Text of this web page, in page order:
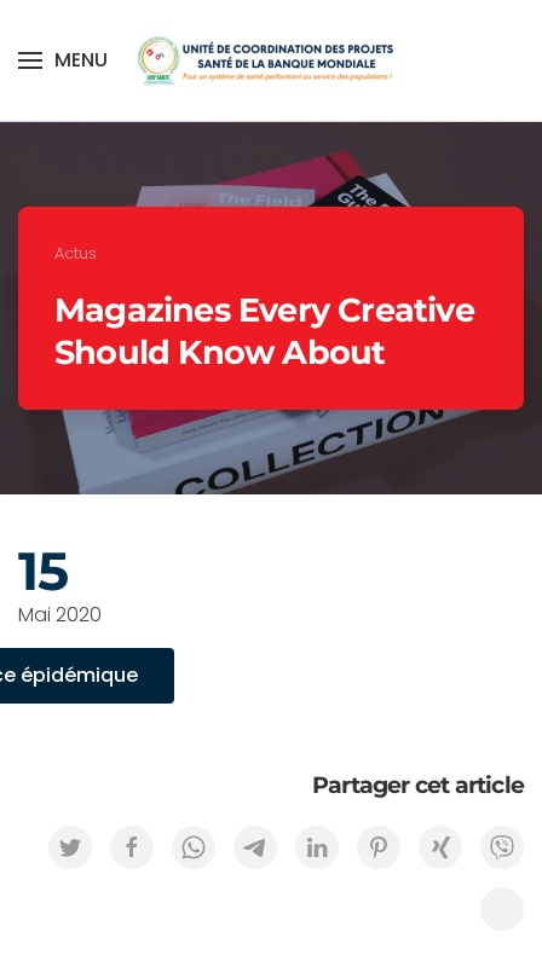
Skip to main content
MENU
Accueil Médias center
Actus
Magazines Every Creative
Should Know About
15
Mai 2020
épidémique
Partager cet article